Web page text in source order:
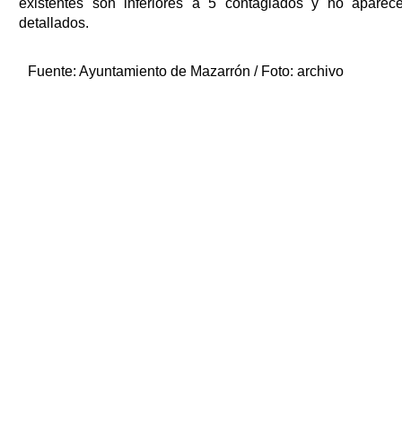
detallados.
Fuente: Ayuntamiento de Mazarrón / Foto: archivo